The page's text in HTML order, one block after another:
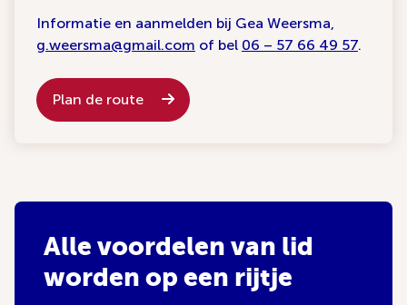
Informatie en aanmelden bij Gea Weersma,
g.weersma@gmail.com of bel 06 – 57 66 49 57.
Plan de route
Alle voordelen van lid
worden op een rijtje